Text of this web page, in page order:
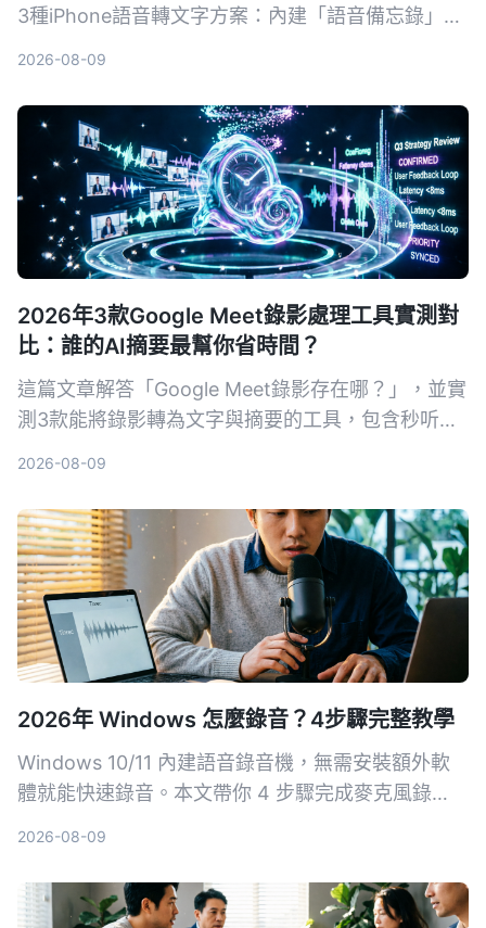
3種iPhone語音轉文字方案：內建「語音備忘錄」、
己的錄音轉文字方法。
2026-08-09
2026年3款Google Meet錄影處理工具實測對
比：誰的AI摘要最幫你省時間？
這篇文章解答「Google Meet錄影存在哪？」，並實
測3款能將錄影轉為文字與摘要的工具，包含秒听录
2026-08-09
2026年 Windows 怎麼錄音？4步驟完整教學
Windows 10/11 內建語音錄音機，無需安裝額外軟
體就能快速錄音。本文帶你 4 步驟完成麥克風錄
2026-08-09